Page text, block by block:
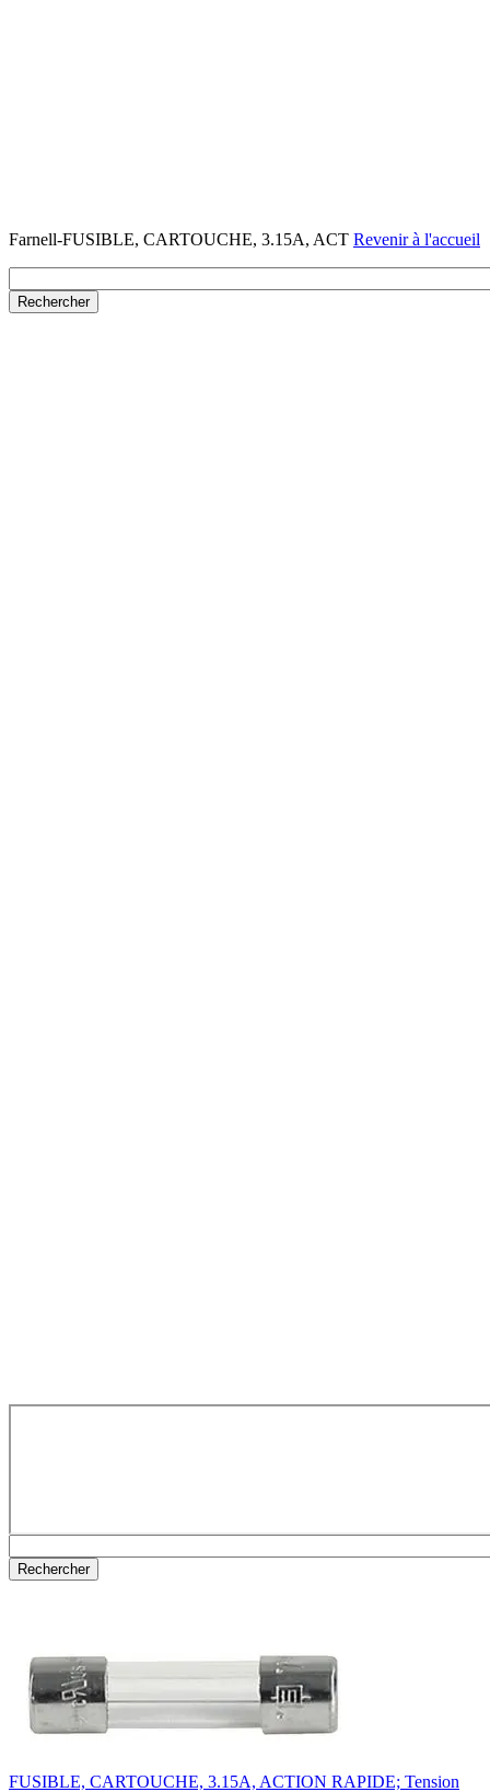
Farnell-FUSIBLE, CARTOUCHE, 3.15A, ACT Revenir à l'accueil
FUSIBLE, CARTOUCHE, 3.15A, ACTION RAPIDE; Tension